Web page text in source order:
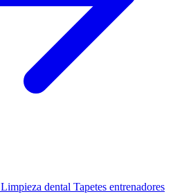
Limpieza dental Tapetes entrenadores